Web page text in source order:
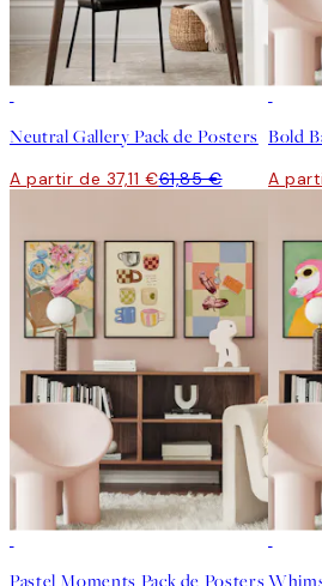
Neutral Gallery Pack de Posters
A partir de 37,11 €61,85 €
Bold
A
Pastel Moments Pack de Posters